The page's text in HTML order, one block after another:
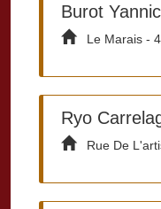
Burot
Le Marais -
Ryo
Rue De